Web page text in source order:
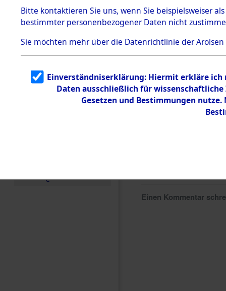
5.3.1 Alliierte
Erhebungen
zu
Todesmärsch
en
5.3.2
g
5.3.3
Todesmärsch
e
Einen Kommentar
Bitte kontaktieren Sie uns, wenn Sie beispielsweiser
bestimmter personenbezogener Daten nicht
Sie möchten mehr über die Datenrichtlinie der Arolsen
Einverständniserklärung: Hiermit erkläre ich
Daten ausschließlich für
Gesetzen und Bestimmungen